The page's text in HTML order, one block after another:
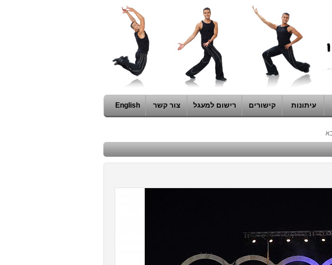
עיתונות קישורים רישום למעגל צור קשר English